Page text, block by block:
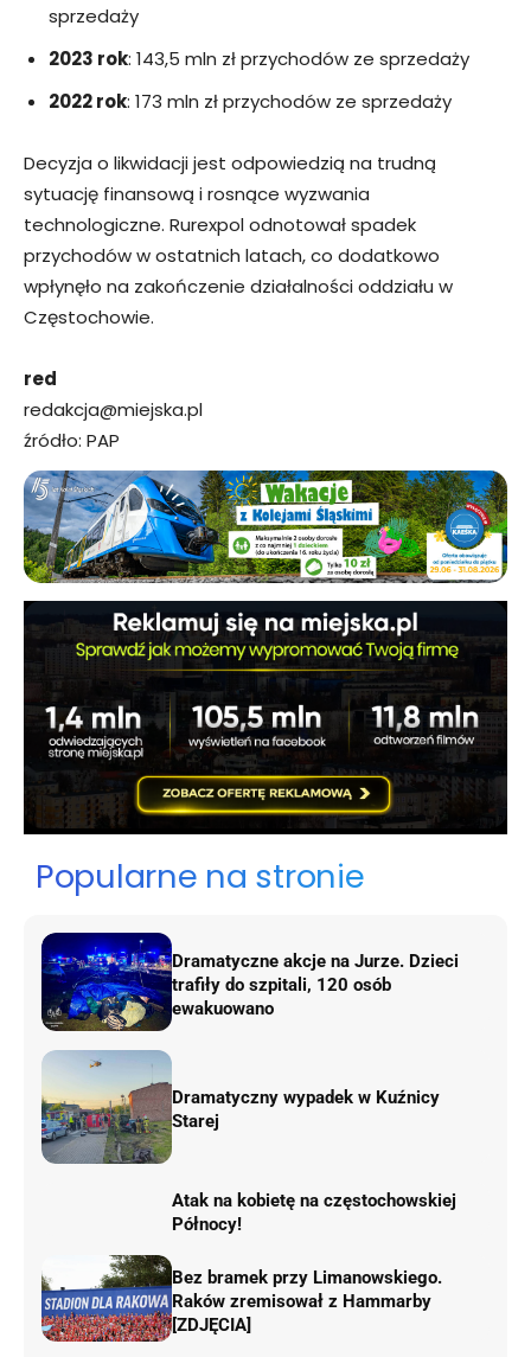
sprzedaży
2023 rok: 143,5 mln zł przychodów ze sprzedaży
2022 rok: 173 mln zł przychodów ze sprzedaży
Decyzja o likwidacji jest odpowiedzią na trudną
sytuację finansową i rosnące wyzwania
technologiczne. Rurexpol odnotował spadek
przychodów w ostatnich latach, co dodatkowo
wpłynęło na zakończenie działalności oddziału w
Częstochowie.
red
redakcja@miejska.pl
źródło: PAP
Popularne na stronie
Dramatyczne akcje na Jurze. Dzieci
trafiły do szpitali, 120 osób
ewakuowano
Dramatyczny wypadek w Kuźnicy
Starej
Atak na kobietę na częstochowskiej
Północy!
Bez bramek przy Limanowskiego.
Raków zremisował z Hammarby
[ZDJĘCIA]